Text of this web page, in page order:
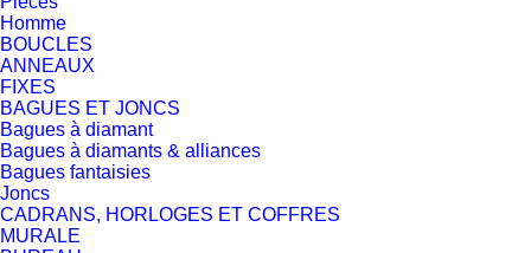
Homme
BOUCLES
ANNEAUX
FIXES
BAGUES ET JONCS
Bagues à diamant
Bagues à diamants & alliances
Bagues fantaisies
Joncs
CADRANS, HORLOGES ET COFFRES
MURALE